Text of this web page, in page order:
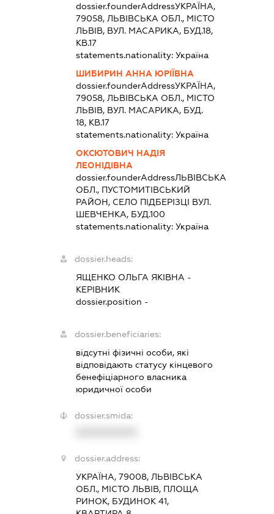
dossier.founderAddressУКРАЇНА,
79058, ЛЬВІВСЬКА ОБЛ., МІСТО
ЛЬВІВ, ВУЛ. МАСАРИКА, БУД.18,
КВ.17
statements.nationality: Україна
ШИБИРИН АННА ЮРІЇВНА
dossier.founderAddressУКРАЇНА,
79058, ЛЬВІВСЬКА ОБЛ., МІСТО
ЛЬВІВ, ВУЛ. МАСАРИКА, БУД.
18, КВ.17
statements.nationality: Україна
ОКСЮТОВИЧ НАДІЯ
ЛЕОНІДІВНА
dossier.founderAddressЛЬВІВСЬКА
ОБЛ., ПУСТОМИТІВСЬКИЙ
РАЙОН, СЕЛО ПІДБЕРІЗЦІ ВУЛ.
ШЕВЧЕНКА, БУД.100
statements.nationality: Україна
dossier.heads:
ЯЩЕНКО ОЛЬГА ЯКІВНА -
КЕРІВНИК
dossier.position -
dossier.beneficiaries:
відсутні фізичні особи, які
відповідають статусу кінцевого
бенефіціарного власника
юридичної особи
dossier.smida:
dossier.address:
УКРАЇНА, 79008, ЛЬВІВСЬКА
ОБЛ., МІСТО ЛЬВІВ, ПЛОЩА
РИНОК, БУДИНОК 41,